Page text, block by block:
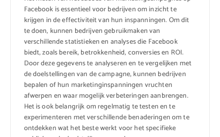
Facebook is essentieel voor bedrijven om inzicht te
krijgen in de effectiviteit van hun inspanningen. Om dit
te doen, kunnen bedrijven gebruikmaken van
verschillende statistieken en analyses die Facebook
biedt, zoals bereik, betrokkenheid, conversies en ROI.
Door deze gegevens te analyseren en te vergelijken met
de doelstellingen van de campagne, kunnen bedrijven
bepalen of hun marketinginspanningen vruchten
afwerpen en waar mogelijk verbeteringen aanbrengen.
Het is ook belangrijk om regelmatig te testen en te
experimenteren met verschillende benaderingen om te
ontdekken wat het beste werkt voor het specifieke